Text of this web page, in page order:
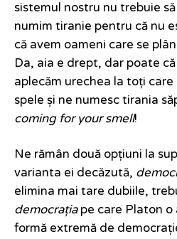
sistemul nostru nu trebuie
numim tiranie pentru că nu
că avem oameni care se
Da, aia e drept, dar poate
aplecăm urechea la toți care
spele și ne numesc tirania
coming for your smell!
Ne rămân două opțiuni la
varianta ei decăzută,
elimina mai tare dubiile,
democrațiape care Platon o
formă extremă de